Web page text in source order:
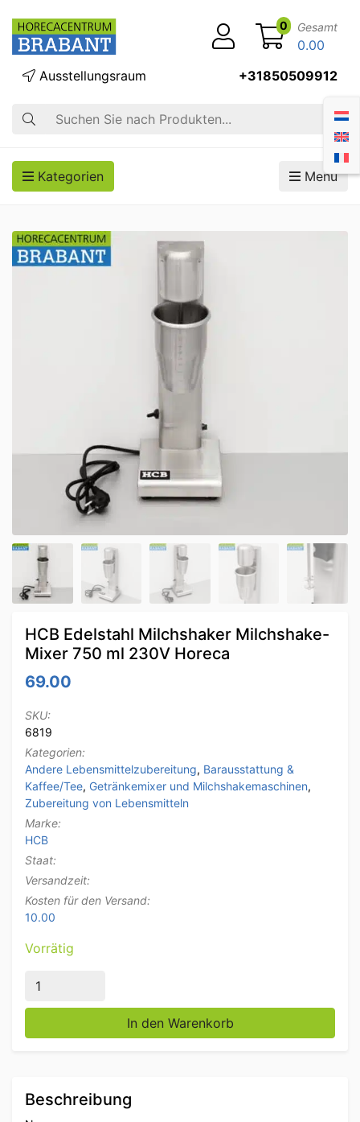
Suche
Ausstellungsraum +31850509912
0 Gesamt
0.00
Kategorien Menü
HCB Edelstahl Milchshaker Milchshake-
Mixer 750 ml 230V Horeca
69.00
SKU:
6819
Kategorien:
Andere Lebensmittelzubereitung, Barausstattung &
Kaffee/Tee, Getränkemixer und Milchshakemaschinen,
Zubereitung von Lebensmitteln
Marke:
HCB
Staat:
Versandzeit:
Kosten für den Versand:
10.00
Vorrätig
HCB Edelstahl Milchshaker Milchshake-Mixer 750 ml
In den Warenkorb
Beschreibung